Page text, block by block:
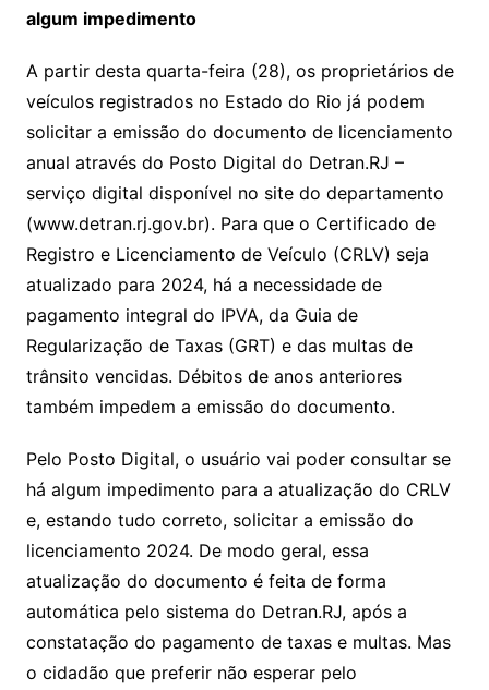
algum impedimento
A partir desta quarta-feira (28), os proprietários de
veículos registrados no Estado do Rio já podem
solicitar a emissão do documento de licenciamento
anual através do Posto Digital do Detran.RJ –
serviço digital disponível no site do departamento
(www.detran.rj.gov.br). Para que o Certificado de
Registro e Licenciamento de Veículo (CRLV) seja
atualizado para 2024, há a necessidade de
pagamento integral do IPVA, da Guia de
Regularização de Taxas (GRT) e das multas de
trânsito vencidas. Débitos de anos anteriores
também impedem a emissão do documento.
Pelo Posto Digital, o usuário vai poder consultar se
há algum impedimento para a atualização do CRLV
e, estando tudo correto, solicitar a emissão do
licenciamento 2024. De modo geral, essa
atualização do documento é feita de forma
automática pelo sistema do Detran.RJ, após a
constatação do pagamento de taxas e multas. Mas
o cidadão que preferir não esperar pelo